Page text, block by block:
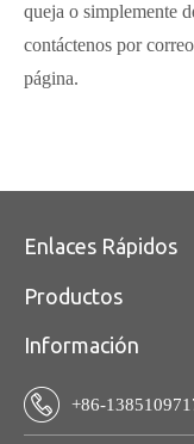
queja o simplemente
contáctenos por
página.
Enlaces Rápidos
Productos
Información
+86-